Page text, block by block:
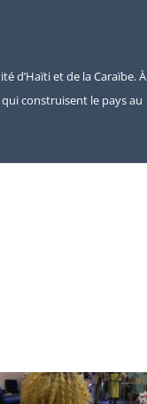
d’Haïti et de la Caraïbe. À
construisent le pays au